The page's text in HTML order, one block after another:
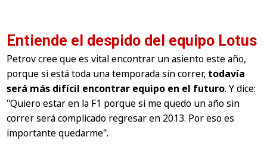
Entiende el despido del equipo Lotus
Petrov cree que es vital encontrar un asiento este año,
porque si está toda una temporada sin correr, todavía
será más difícil encontrar equipo en el futuro. Y dice:
"Quiero estar en la F1 porque si me quedo un año sin
correr será complicado regresar en 2013. Por eso es
importante quedarme".